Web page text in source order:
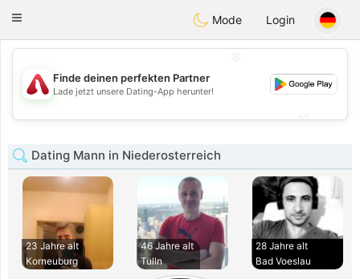
Österreich Chat
Toggle
Mode Login
💖
💕
Finde deinen perfekten Partner
Lade jetzt unsere Dating-App herunter!
Dating Mann in Niederosterreich
23 Jahre alt
Korneuburg
46 Jahre alt
Tulln
28 Jahre alt
Bad Voeslau